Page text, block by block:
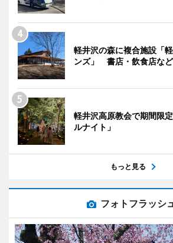
軽井沢の森に複合施設「
ンズ」 書店・飲食店な
軽井沢高原教会で期間限
ルナイト」
もっと見る
フォトフラッシ